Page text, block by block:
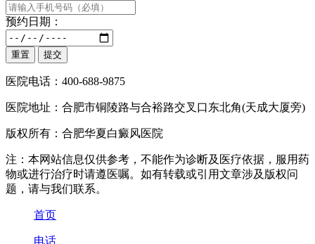
预约日期：
医院电话：400-688-9875
医院地址：合肥市铜陵路与合裕路交叉口东北角(天成大厦旁)
版权所有：合肥华夏白癜风医院
注：本网站信息仅供参考，不能作为诊断及医疗依据，服用药
物或进行治疗时请遵医嘱。如有转载或引用文章涉及版权问
题，请与我们联系。
首页
电话